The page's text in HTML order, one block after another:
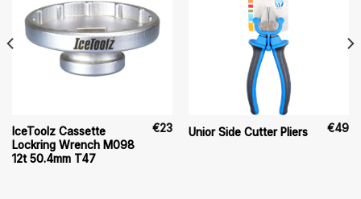
IceToolz Cassette
Lockring Wrench M098
12t 50.4mm T47
€23 Unior Side Cutter Pliers €49